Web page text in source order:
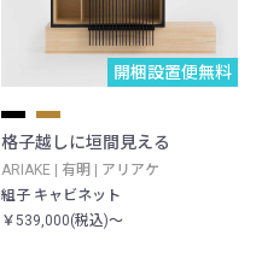
開梱設置便無料
格子越しに垣間見える
ARIAKE | 有明 | アリアケ
組子 キャビネット
￥539,000(税込)～